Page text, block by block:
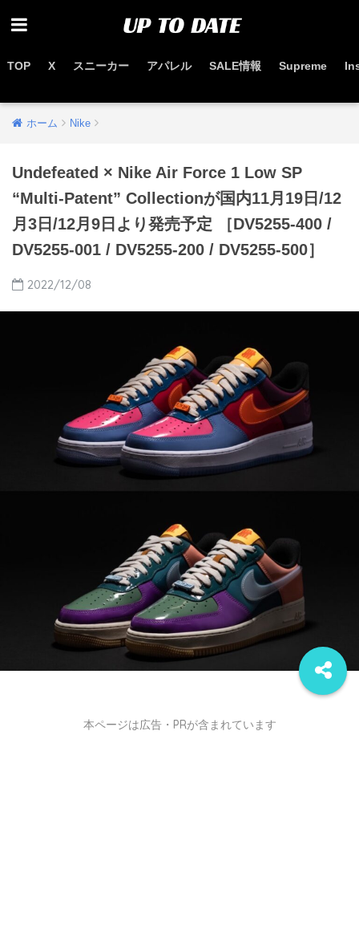
TOP X スニーカー アパレル SALE情報 Supreme
ホーム Nike
Undefeated × Nike Air Force 1 Low SP
“Multi-Patent” Collectionが国内11月19日/12
月3日/12月9日より発売予定 ［DV5255-400 /
DV5255-001 / DV5255-200 / DV5255-500］
2022/12/08
本ページは広告・PRが含まれています